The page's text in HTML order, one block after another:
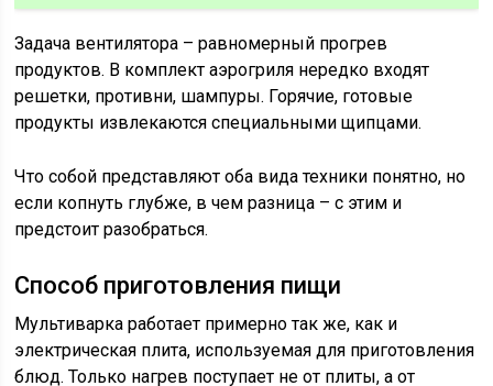
Задача вентилятора – равномерный прогрев
продуктов. В комплект аэрогриля нередко входят
решетки, противни, шампуры. Горячие, готовые
продукты извлекаются специальными щипцами.
Что собой представляют оба вида техники понятно, но
если копнуть глубже, в чем разница – с этим и
предстоит разобраться.
Способ приготовления пищи
Мультиварка работает примерно так же, как и
электрическая плита, используемая для приготовления
блюд. Только нагрев поступает не от плиты, а от